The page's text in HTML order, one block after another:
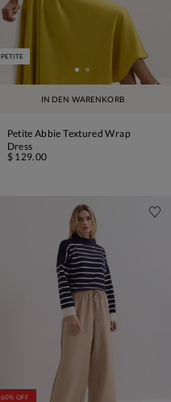
IN DEN WARENKORB
PETITE
Petite Abbie Textured Wrap
Dress
$ 129.00
60% OFF